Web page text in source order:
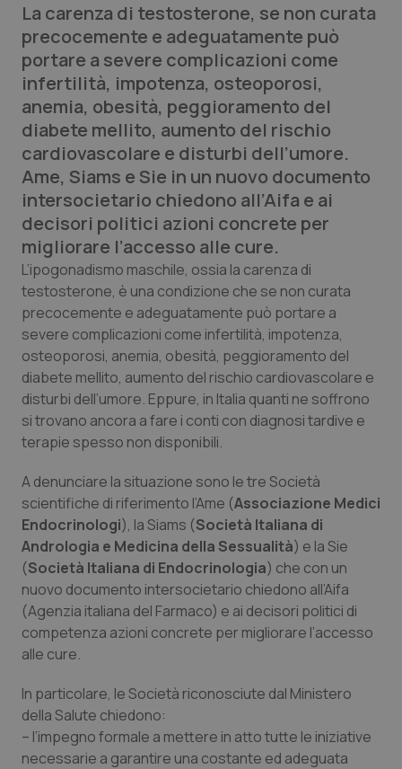
QS Pro
Professionisti Sanitari.AI
Abruzzo
Basilicata
Calabria
Campania
Emilia-Romagna
Friuli Venezia Giulia
Lazio
Lombardia
Marche
Molise
Piemonte
Provincia Autonoma di Bolzano
Provincia Autonoma di Trento
QS Pro Gold
Artrite & artrosi
Asma & BPCO
Car-T
Colesterolo & coronaropatie
Dermatite Atopica
Diabete & glucometri
Dolore
Donna & Salute
Epatiti
HIV
Infezioni & Febbre
Ipertensione & Scompenso
QS Club Newsletter
La carenza di testosterone, se non curata
precocemente e adeguatamente può
portare a severe complicazioni come
infertilità, impotenza, osteoporosi,
anemia, obesità, peggioramento del
diabete mellito, aumento del rischio
cardiovascolare e disturbi dell’umore.
Ame, Siams e Sie in un nuovo documento
intersocietario chiedono all’Aifa e ai
decisori politici azioni concrete per
migliorare l’accesso alle cure.
L’ipogonadismo maschile, ossia la carenza di
testosterone, è una condizione che se non curata
precocemente e adeguatamente può portare a
severe complicazioni come infertilità, impotenza,
osteoporosi, anemia, obesità, peggioramento del
diabete mellito, aumento del rischio cardiovascolare e
disturbi dell’umore. Eppure, in Italia quanti ne soffrono
si trovano ancora a fare i conti con diagnosi tardive e
terapie spesso non disponibili.
A denunciare la situazione sono le tre Società
scientifiche di riferimento l’Ame (Associazione Medici
Endocrinologi), la Siams (Società Italiana di
Andrologia e Medicina della Sessualità) e la Sie
(Società Italiana di Endocrinologia) che con un
nuovo documento intersocietario chiedono all’Aifa
(Agenzia italiana del Farmaco) e ai decisori politici di
competenza azioni concrete per migliorare l’accesso
alle cure.
In particolare, le Società riconosciute dal Ministero
della Salute chiedono:
– l’impegno formale a mettere in atto tutte le iniziative
necessarie a garantire una costante ed adeguata